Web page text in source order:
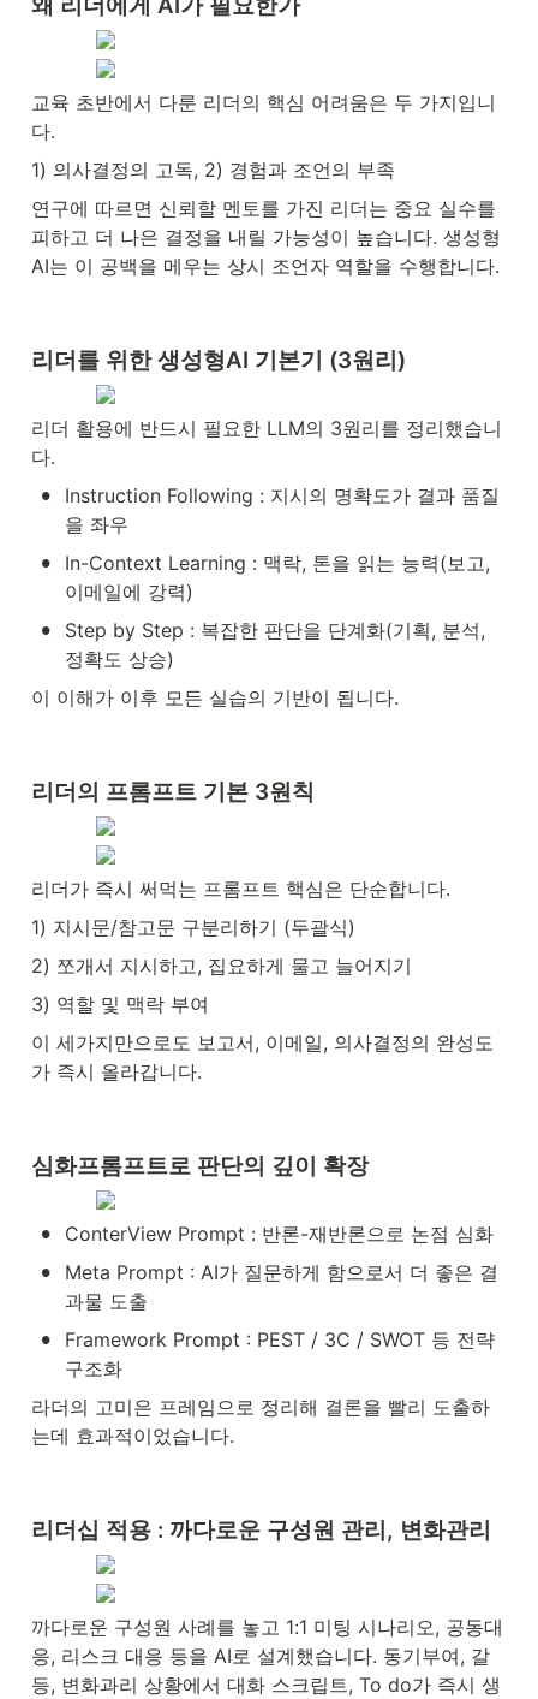
왜 리더에게 AI가 필요한가
교육 초반에서 다룬 리더의 핵심 어려움은 두 가지입니
다.
1) 의사결정의 고독, 2) 경험과 조언의 부족
연구에 따르면 신뢰할 멘토를 가진 리더는 중요 실수를
피하고 더 나은 결정을 내릴 가능성이 높습니다. 생성형
AI는 이 공백을 메우는 상시 조언자 역할을 수행합니다.
리더를 위한 생성형AI 기본기 (3원리)
리더 활용에 반드시 필요한 LLM의 3원리를 정리했습니
다.
•
Instruction Following : 지시의 명확도가 결과 품질
을 좌우
•
In-Context Learning : 맥락, 톤을 읽는 능력(보고,
이메일에 강력)
•
Step by Step : 복잡한 판단을 단계화(기획, 분석,
정확도 상승)
이 이해가 이후 모든 실습의 기반이 됩니다.
리더의 프롬프트 기본 3원칙
리더가 즉시 써먹는 프롬프트 핵심은 단순합니다.
1) 지시문/참고문 구분리하기 (두괄식)
2) 쪼개서 지시하고, 집요하게 물고 늘어지기
3) 역할 및 맥락 부여
이 세가지만으로도 보고서, 이메일, 의사결정의 완성도
가 즉시 올라갑니다.
심화프롬프트로 판단의 깊이 확장
• ConterView Prompt : 반론-재반론으로 논점 심화
•
Meta Prompt : AI가 질문하게 함으로서 더 좋은 결
과물 도출
•
Framework Prompt : PEST / 3C / SWOT 등 전략
구조화
라더의 고미은 프레임으로 정리해 결론을 빨리 도출하
는데 효과적이었습니다.
리더십 적용 : 까다로운 구성원 관리, 변화관리
까다로운 구성원 사례를 놓고 1:1 미팅 시나리오, 공동대
응, 리스크 대응 등을 AI로 설계했습니다. 동기부여, 갈
등, 변화과리 상황에서 대화 스크립트, To do가 즉시 생